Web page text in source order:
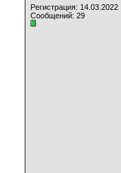
Регистрация: 14.03.2022
Сообщений: 29